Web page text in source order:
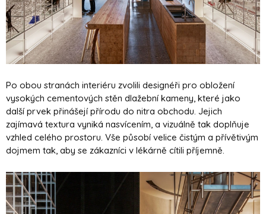
Po obou stranách interiéru zvolili designéři pro obložení
vysokých cementových stěn dlažební kameny, které jako
další prvek přinášejí přírodu do nitra obchodu. Jejich
zajímavá textura vyniká nasvícením, a vizuálně tak doplňuje
vzhled celého prostoru. Vše působí velice čistým a přívětivým
dojmem tak, aby se zákazníci v lékárně cítili příjemně.